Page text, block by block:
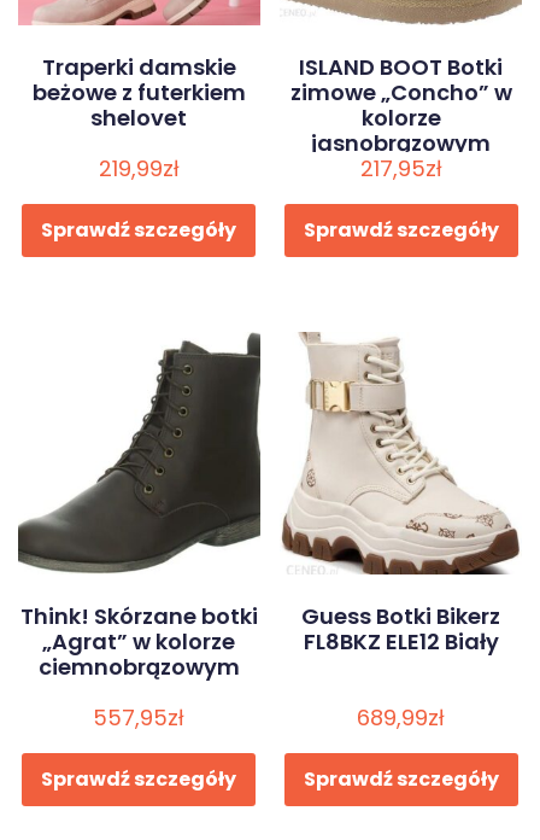
Traperki damskie
beżowe z futerkiem
shelovet
219,99zł
Sprawdź szczegóły
ISLAND BOOT Botki
zimowe „Concho” w
kolorze
jasnobrązowym
217,95zł
Sprawdź szczegóły
Think! Skórzane botki
„Agrat” w kolorze
ciemnobrązowym
557,95zł
Sprawdź szczegóły
Guess Botki Bikerz
FL8BKZ ELE12 Biały
689,99zł
Sprawdź szczegóły